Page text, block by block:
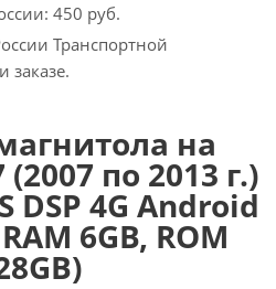
450 руб.
Транспортной
заказе.
на
по 2013 г.)
4G Android
6GB, ROM